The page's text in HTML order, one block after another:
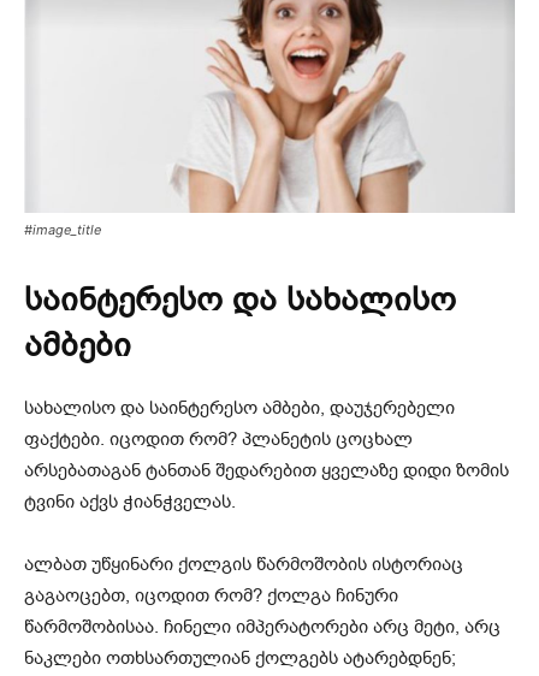
#image_title
საინტერესო და სახალისო
ამბები
სახალისო და საინტერესო ამბები, დაუჯერებელი
ფაქტები. იცოდით რომ? პლანეტის ცოცხალ
არსებათაგან ტანთან შედარებით ყველაზე დიდი ზომის
ტვინი აქვს ჭიანჭველას.
ალბათ უწყინარი ქოლგის წარმოშობის ისტორიაც
გაგაოცებთ, იცოდით რომ? ქოლგა ჩინური
წარმოშობისაა. ჩინელი იმპერატორები არც მეტი, არც
ნაკლები ოთხსართულიან ქოლგებს ატარებდნენ;